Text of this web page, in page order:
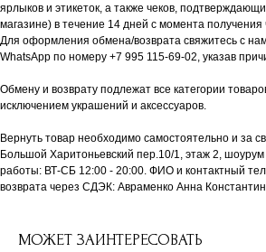
ярлыков и этикеток, а также чеков,
магазине) в течение 14 дней с момента
Для оформления обмена/возврата свяжитесь с
WhatsApp по номеру +7 995 115-69-02, указав
Обмену и возврату подлежат все категории
исключением украшений и аксессуаров.
Вернуть товар необходимо самостоятельно и за
Большой Харитоньевский пер.10/1, этаж 2,
работы: ВТ-СБ 12:00 - 20:00. ФИО и контактный
возврата через СДЭК: Авраменко Анна
МОЖЕТ ЗАИНТЕРЕСОВАТЬ